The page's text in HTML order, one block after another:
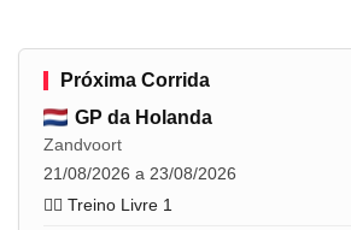
Próxima Corrida
GP da Holanda
Zandvoort
21/08/2026 a 23/08/2026
🏋️‍♂️ Treino Livre 1